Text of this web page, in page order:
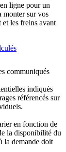
ligne pour un
monter sur vos
et les freins avant
communiqués
indiqués
référencés sur
en fonction de
la disponibilité du
la demande doit